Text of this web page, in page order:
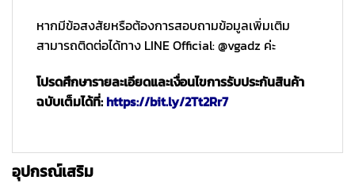
หากมีข้อสงสัยหรือต้องการสอบถามข้อมูลเพิ่มเติม
สามารถติดต่อได้ทาง LINE Official: @vgadz ค่ะ
โปรดศึกษารายละเอียดและเงื่อนไขการรับประกันสินค้า
ฉบับเต็มได้ที่:https://bit.ly/2Tt2Rr7
อุปกรณ์เสริม